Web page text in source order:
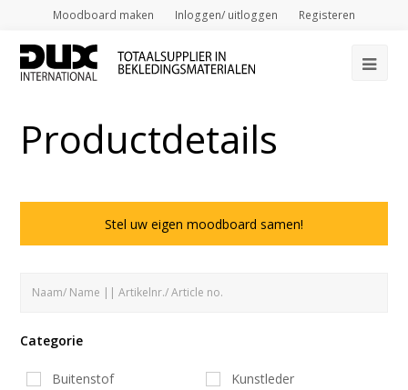
Moodboard maken Inloggen/ uitloggen Registeren
Productdetails
Stel uw eigen moodboard samen!
Categorie
Buitenstof
Kunstleder